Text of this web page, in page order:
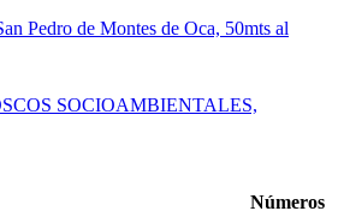
Pedro de Montes de Oca, 50mts al
SOCIOAMBIENTALES,
Números